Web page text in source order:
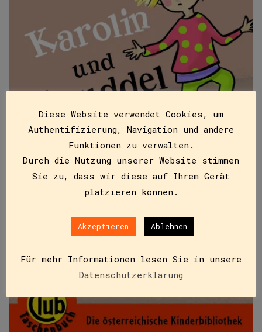
Diese Website verwendet Cookies, um
Authentifizierung, Navigation und andere
Funktionen zu verwalten.
Durch die Nutzung unserer Website stimmen
Sie zu, dass wir diese auf Ihrem Gerät
platzieren können.
Akzeptieren Ablehnen
Für mehr Informationen lesen Sie in unsere
Datenschutzerklärung